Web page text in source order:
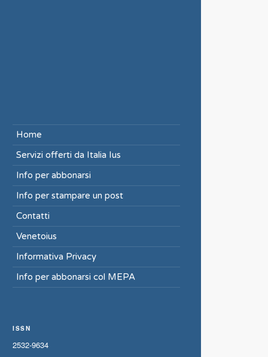
Home
Servizi offerti da Italia Ius
Info per abbonarsi
Info per stampare un post
Contatti
Venetoius
Informativa Privacy
Info per abbonarsi col MEPA
ISSN
2532-9634